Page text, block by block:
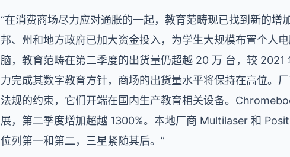
“在消费商场尽力应对通胀的一起，教育范畴现已找到新的
邦、州和地方政府已加大资金投入，为学生大规模布置个人
脑，教育范畴在第二季度的出货量仍超越 20 万 台，较
力完成其数字教育方针，商场的出货量水平将保持在高位。
法规的约束，它们开端在国内生产教育相关设备。
展，第二季度增加超越 1300%。本地厂商 Multilaser 和
位列第一和第二，三星紧随其后。”